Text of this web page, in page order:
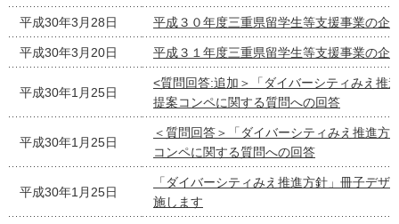
平成30年3月28日 平成３０年度三重県留学生等支援事業の企
平成30年3月20日 平成３１年度三重県留学生等支援事業の企
平成30年1月25日
<質問回答:追加＞「ダイバーシティみえ推
提案コンペに関する質問への回答
平成30年1月25日
＜質問回答＞「ダイバーシティみえ推進方
コンペに関する質問への回答
平成30年1月25日
「ダイバーシティみえ推進方針」冊子デ
施します